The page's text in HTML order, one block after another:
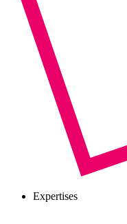
Expertises